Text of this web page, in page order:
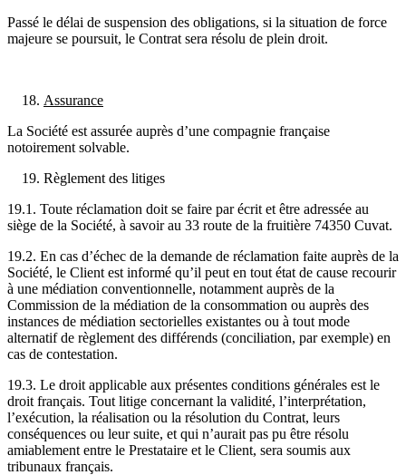
Passé le délai de suspension des obligations, si la situation de force
majeure se poursuit, le Contrat sera résolu de plein droit.
Assurance
La Société est assurée auprès d’une compagnie française
notoirement solvable.
Règlement des litiges
19.1. Toute réclamation doit se faire par écrit et être adressée au
siège de la Société, à savoir au 33 route de la fruitière 74350 Cuvat.
19.2. En cas d’échec de la demande de réclamation faite auprès de la
Société, le Client est informé qu’il peut en tout état de cause recourir
à une médiation conventionnelle, notamment auprès de la
Commission de la médiation de la consommation ou auprès des
instances de médiation sectorielles existantes ou à tout mode
alternatif de règlement des différends (conciliation, par exemple) en
cas de contestation.
19.3. Le droit applicable aux présentes conditions générales est le
droit français. Tout litige concernant la validité, l’interprétation,
l’exécution, la réalisation ou la résolution du Contrat, leurs
conséquences ou leur suite, et qui n’aurait pas pu être résolu
amiablement entre le Prestataire et le Client, sera soumis aux
tribunaux français.